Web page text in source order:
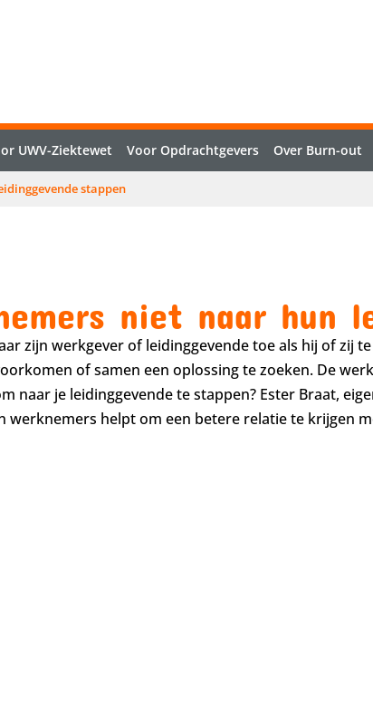
UWV-Ziektewet Voor Opdrachtgevers Over Burn-out
stappen
niet naar hun
zijn werkgever of leidinggevende toe als hij of zij
of samen een oplossing te zoeken. De
naar je leidinggevende te stappen? Ester Braat,
werknemers helpt om een betere relatie te krijgen